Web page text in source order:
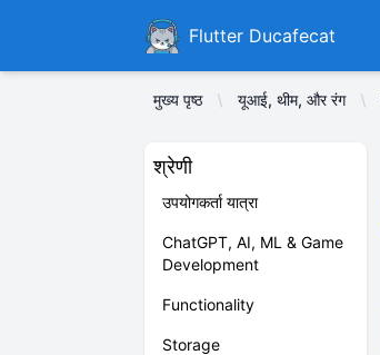
DucafecatFlutter Ducafecat
मुख्य पृष्ठ यूआई, थीम, और रंग
श्रेणी
उपयोगकर्ता यात्रा
ChatGPT, AI, ML & Game
Development
Functionality
Storage